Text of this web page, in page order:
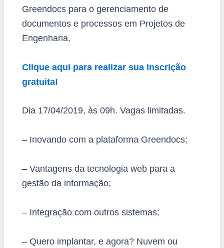
Greendocs para o gerenciamento de
documentos e processos em Projetos de
Engenharia.
Clique aqui para realizar sua inscrição
gratuita!
Dia 17/04/2019, às 09h. Vagas limitadas.
– Inovando com a plataforma Greendocs;
– Vantagens da tecnologia web para a
gestão da informação;
– Integração com outros sistemas;
– Quero implantar, e agora? Nuvem ou